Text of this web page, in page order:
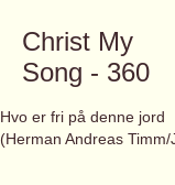
Christ My
Song - 360
Hvo er fri på denne jord
(Herman Andreas